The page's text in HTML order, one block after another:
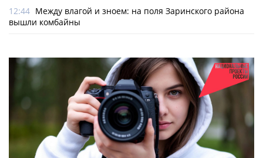
12:44 Между влагой и зноем: на поля Заринского района
вышли комбайны